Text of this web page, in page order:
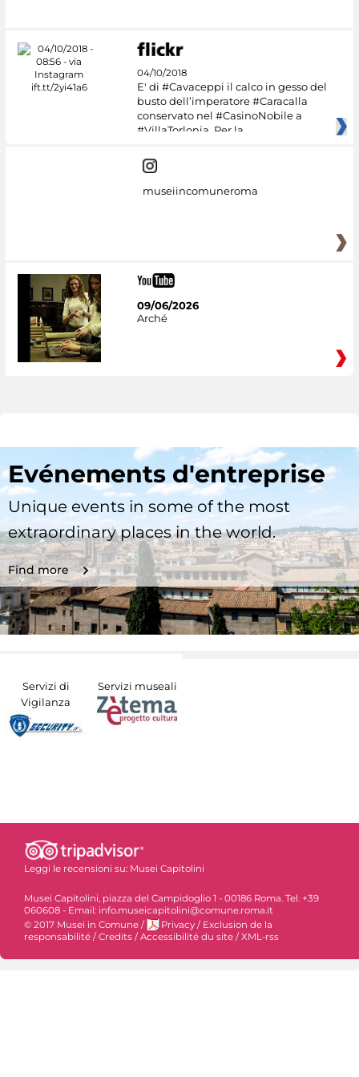
04/10/2018
E' di #Cavaceppi il calco in gesso del
busto dell’imperatore #Caracalla
conservato nel #CasinoNobile a
#VillaTorlonia. Per la
museiincomuneroma
09/06/2026
Arché
Evénements d'entreprise
Unique events in some of the most
extraordinary places in the world.
Find more
Servizi di
Vigilanza
Servizi museali
Leggi le recensioni su: Musei Capitolini
Musei Capitolini, piazza del Campidoglio 1 - 00186 Roma. Tel. +39
060608 - Email: info.museicapitolini@comune.roma.it
© 2017 Musei in Comune / Privacy / Exclusion de la
responsabilité /Credits /Accessibilité du site /XML-rss